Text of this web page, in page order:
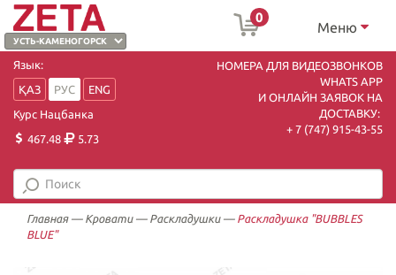
0
Меню
Язык:
ҚАЗ
РУС
ENG
Курс Нацбанка
467.48
5.73
НОМЕРА ДЛЯ ВИДЕОЗВОНКОВ
WHATS APP
И ОНЛАЙН ЗАЯВОК НА
ДОСТАВКУ:
+ 7 (747) 915-43-55
Главная— Кровати— Раскладушки— Раскладушка "BUBBLES
BLUE"